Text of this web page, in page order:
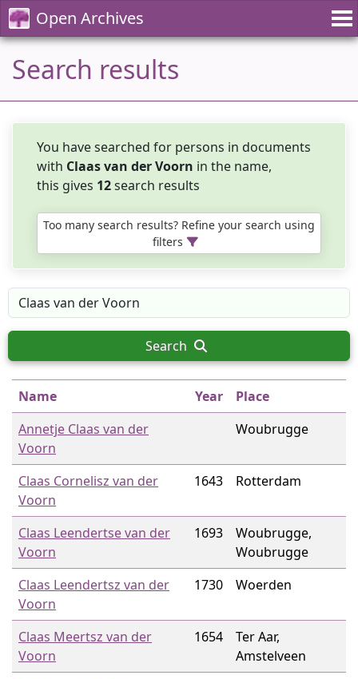
Open Archives
Search results
You have searched for persons in documents
with Claas van der Voorn in the name,
this gives 12search results
Too many search results? Refine your search using
filters
Search
Name Year
Place
Annetje Claas van der
Voorn
Woubrugge
Claas Cornelisz van der
Voorn
1643 Rotterdam
Claas Leendertse van der
Voorn
1693
Woubrugge,
Woubrugge
Claas Leendertsz van der
Voorn
1730 Woerden
Claas Meertsz van der
Voorn
1654
Ter Aar,
Amstelveen